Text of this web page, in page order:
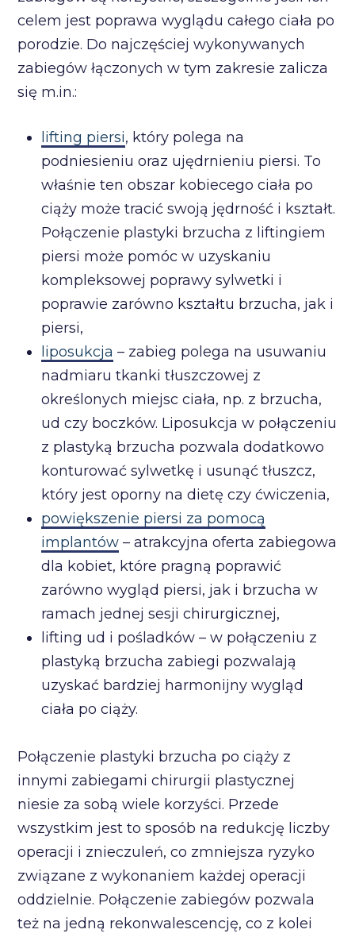
celem jest poprawa wyglądu całego ciała po
porodzie. Do najczęściej wykonywanych
zabiegów łączonych w tym zakresie zalicza
się m.in.:
lifting piersi, który polega na
podniesieniu oraz ujędrnieniu piersi. To
właśnie ten obszar kobiecego ciała po
ciąży może tracić swoją jędrność i kształt.
Połączenie plastyki brzucha z liftingiem
piersi może pomóc w uzyskaniu
kompleksowej poprawy sylwetki i
poprawie zarówno kształtu brzucha, jak i
piersi,
liposukcja – zabieg polega na usuwaniu
nadmiaru tkanki tłuszczowej z
określonych miejsc ciała, np. z brzucha,
ud czy boczków. Liposukcja w połączeniu
z plastyką brzucha pozwala dodatkowo
konturować sylwetkę i usunąć tłuszcz,
który jest oporny na dietę czy ćwiczenia,
powiększenie piersi za pomocą
implantów – atrakcyjna oferta zabiegowa
dla kobiet, które pragną poprawić
zarówno wygląd piersi, jak i brzucha w
ramach jednej sesji chirurgicznej,
lifting ud i pośladków – w połączeniu z
plastyką brzucha zabiegi pozwalają
uzyskać bardziej harmonijny wygląd
ciała po ciąży.
Połączenie plastyki brzucha po ciąży z
innymi zabiegami chirurgii plastycznej
niesie za sobą wiele korzyści. Przede
wszystkim jest to sposób na redukcję liczby
operacji i znieczuleń, co zmniejsza ryzyko
związane z wykonaniem każdej operacji
oddzielnie. Połączenie zabiegów pozwala
też na jedną rekonwalescencję, co z kolei